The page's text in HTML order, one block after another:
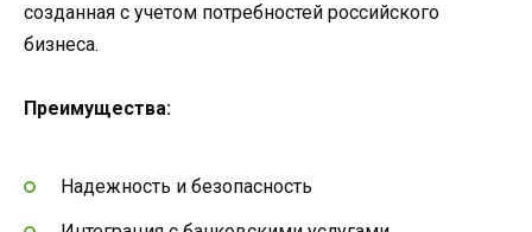
созданная с учетом потребностей российского
бизнеса.
Преимущества:
Надежность и безопасность